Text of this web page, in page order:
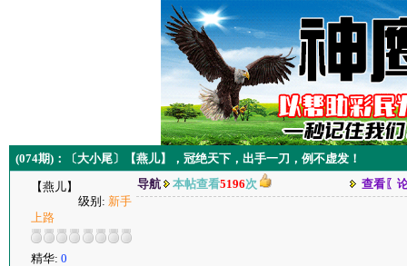
(074期)：〔大小尾〕【燕儿】，冠绝天下，出手一刀，例不虚发！
【燕儿】
级别: 新手
上路
精华: 0
导航 本帖查看5196次 查看〖